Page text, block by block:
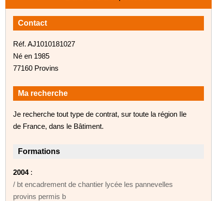
Contact
Réf. AJ1010181027
Né en 1985
77160 Provins
Ma recherche
Je recherche tout type de contrat, sur toute la région Ile
de France, dans le Bâtiment.
Formations
2004:
/ bt encadrement de chantier lycée les pannevelles
provins permis b